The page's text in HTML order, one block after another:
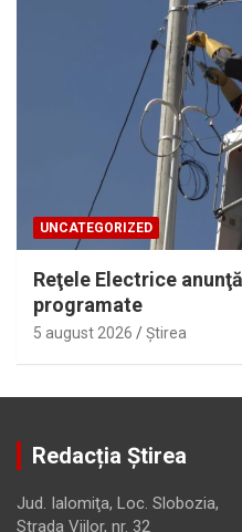
UNCATEGORIZED
Reţele Electrice anunţă
programate
5 august 2026 Ştirea
Redacția Știrea
Jud. Ialomiţa, Loc. Slobozia,
Strada Viilor, nr. 32